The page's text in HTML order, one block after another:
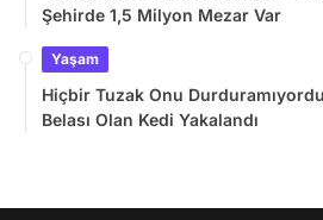
Şehirde 1,5 Milyon Mezar Var
Yaşam
Hiçbir Tuzak Onu
Belası Olan Kedi Yakalandı